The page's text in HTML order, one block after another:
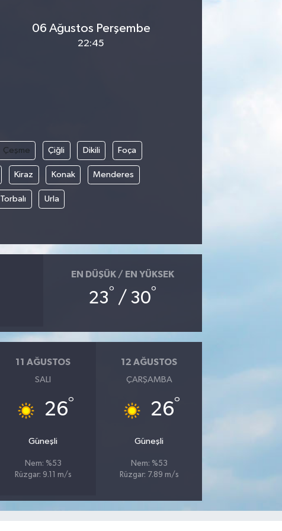
06 Ağustos Perşembe
22:45
Çeşme Çiğli Dikili Foça
Kiraz Konak Menderes
Torbalı Urla
EN DÜŞÜK / EN YÜKSEK
23° / 30°
11 AĞUSTOS
SALI
26°
Güneşli
Nem: %53
Rüzgar: 9.11 m/s
12 AĞUSTOS
ÇARŞAMBA
26°
Güneşli
Nem: %53
Rüzgar: 7.89 m/s